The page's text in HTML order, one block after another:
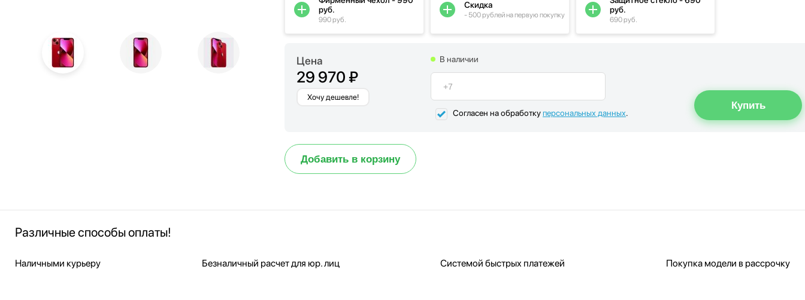
Цена
29 970 ₽
Хочу дешевле!
В наличии
Согласен на обработкуперсональных данных.
Добавить в корзину
руб.
990 руб.
Скидка
- 500 рублей на первую покупку
руб.
690 руб.
Различные способы оплаты!
Наличными курьеру Безналичный расчет для юр. лиц Системой быстрых платежей Покупка модели в рассрочку